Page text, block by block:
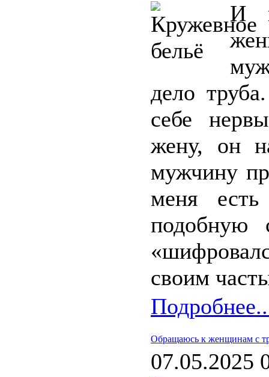
И
дело
себе
жену, он
мужчину
меня есть
подобную
своим
Обращаюсь к женщинам с
07.05.2025